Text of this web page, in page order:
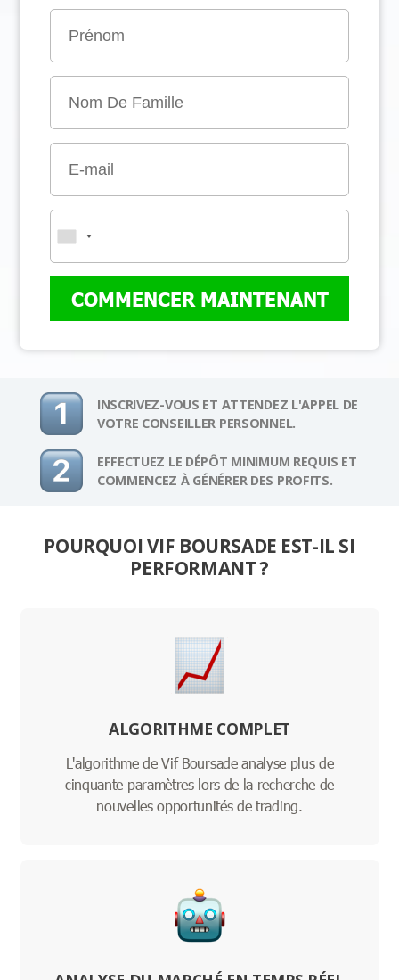
COMMENCER MAINTENANT
INSCRIVEZ-VOUS ET ATTENDEZ L'APPEL DE
VOTRE CONSEILLER PERSONNEL.
EFFECTUEZ LE DÉPÔT MINIMUM REQUIS ET
COMMENCEZ À GÉNÉRER DES PROFITS.
POURQUOI VIF BOURSADE EST-IL SI
PERFORMANT ?
ALGORITHME COMPLET
L'algorithme de Vif Boursade analyse plus de
cinquante paramètres lors de la recherche de
nouvelles opportunités de trading.